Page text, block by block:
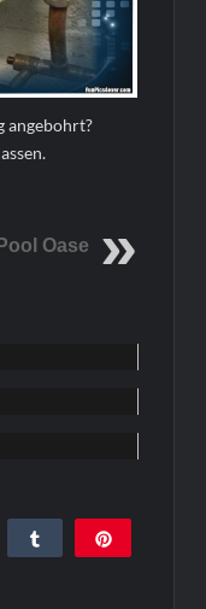
angebohrt?
Pool Oase
E-Mail Teilen